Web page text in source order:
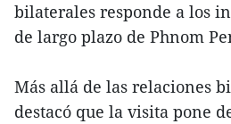
bilaterales responde a los
de largo plazo de Phnom
Más allá de las relaciones
destacó que la visita pone